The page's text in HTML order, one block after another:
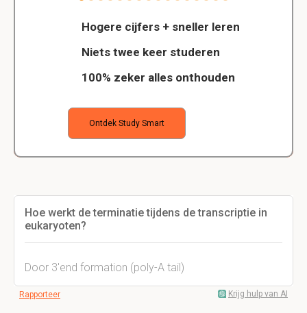
Hogere cijfers + sneller leren
Niets twee keer studeren
100% zeker alles onthouden
Ontdek Study Smart
Hoe werkt de terminatie tijdens de transcriptie in
eukaryoten?
Door 3'end formation (poly-A tail)
Rapporteer Krijg hulp van AI